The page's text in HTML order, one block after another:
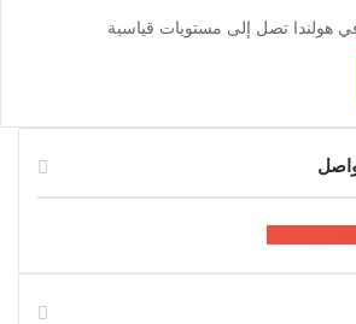
هولندا تصل إلى مستويات قياسية